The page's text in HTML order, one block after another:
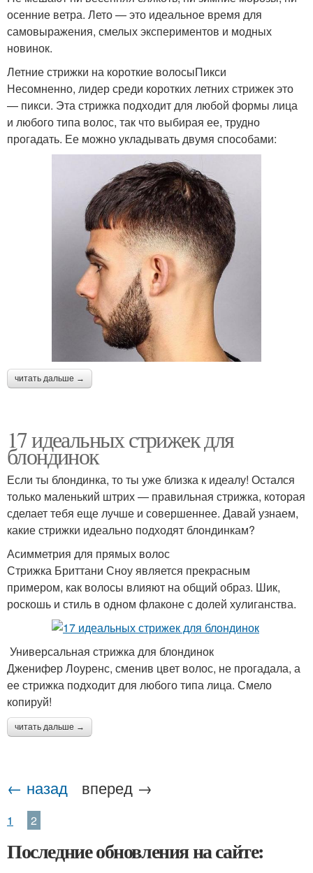
осенние ветра. Лето — это идеальное время для
самовыражения, смелых экспериментов и модных
новинок.
Летние стрижки на короткие волосыПикси
Несомненно, лидер среди коротких летних стрижек это
— пикси. Эта стрижка подходит для любой формы лица
и любого типа волос, так что выбирая ее, трудно
прогадать. Ее можно укладывать двумя способами:
читать дальше →
17 идеальных стрижек для
блондинок
Если ты блондинка, то ты уже близка к идеалу! Остался
только маленький штрих — правильная стрижка, которая
сделает тебя еще лучше и совершеннее. Давай узнаем,
какие стрижки идеально подходят блондинкам?
Асимметрия для прямых волос
Стрижка Бриттани Сноу является прекрасным
примером, как волосы влияют на общий образ. Шик,
роскошь и стиль в одном флаконе с долей хулиганства.
Универсальная стрижка для блондинок
Дженифер Лоуренс, сменив цвет волос, не прогадала, а
ее стрижка подходит для любого типа лица. Смело
копируй!
читать дальше →
← назад вперед →
1 2
Последние обновления на сайте: